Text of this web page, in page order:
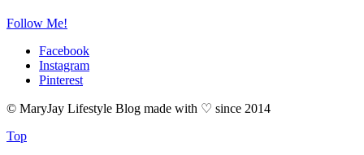
Follow Me!
Facebook
Instagram
Pinterest
© MaryJay Lifestyle Blog made with ♡ since 2014
Top